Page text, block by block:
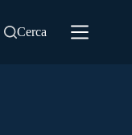
Cerca